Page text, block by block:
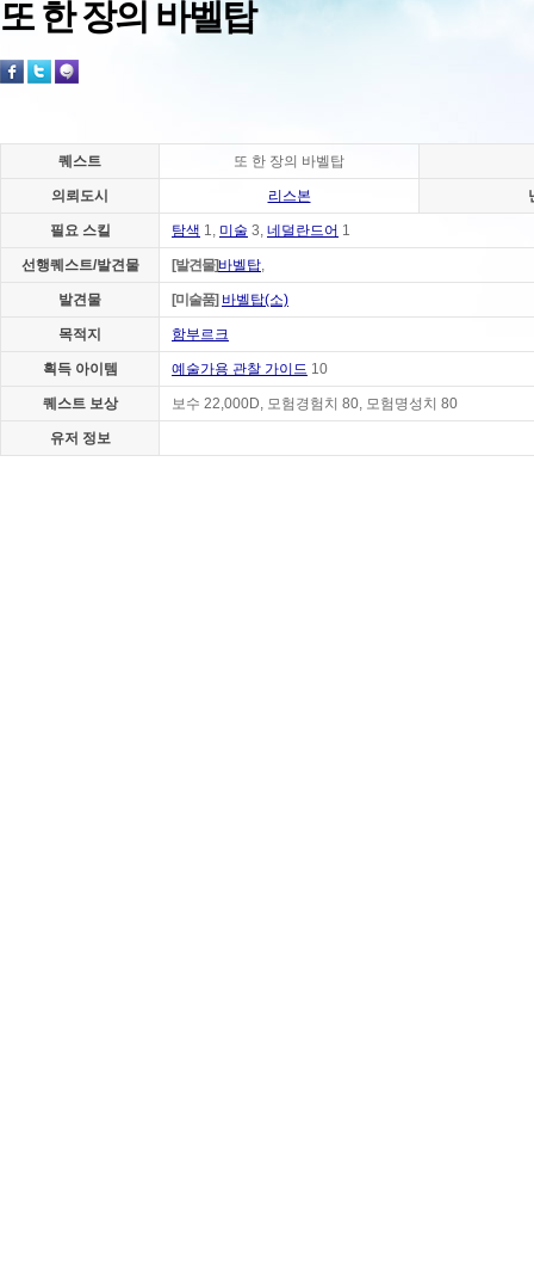
또 한 장의 바벨탑
퀘스트 또 한 장의 바벨탑
의뢰도시 리스본
필요 스킬 탐색 1, 미술 3, 네덜란드어 1
선행퀘스트/발견물 [발견물]바벨탑,
발견물 [미술품] 바벨탑(소)
목적지 함부르크
획득 아이템 예술가용 관찰 가이드 10
퀘스트 보상 보수 22,000D, 모험경험치 80, 모험명성치 80
유저 정보